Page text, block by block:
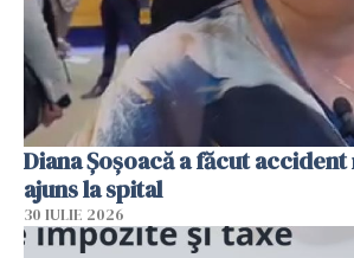
Diana Șoșoacă a făcut
ajuns la spital
30 IULIE 2026